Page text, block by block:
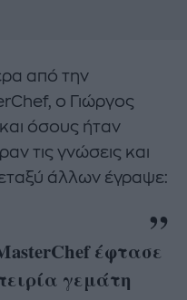
από την
ο Γιώργος
όσους ήταν
τις γνώσεις και
άλλων έγραψε:
έφτασε
γεμάτη